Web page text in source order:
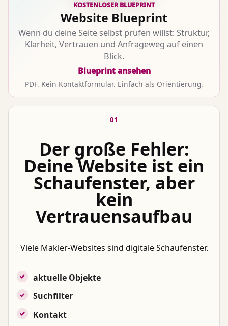
KOSTENLOSER BLUEPRINT
Website Blueprint
Wenn du deine Seite selbst prüfen willst: Struktur,
Klarheit, Vertrauen und Anfrageweg auf einen
Blick.
Blueprint ansehen
PDF. Kein Kontaktformular. Einfach als Orientierung.
01
Der große Fehler:
Deine Website ist ein
Schaufenster, aber
kein
Vertrauensaufbau
Viele Makler-Websites sind digitale Schaufenster.
aktuelle Objekte
Suchfilter
Kontakt